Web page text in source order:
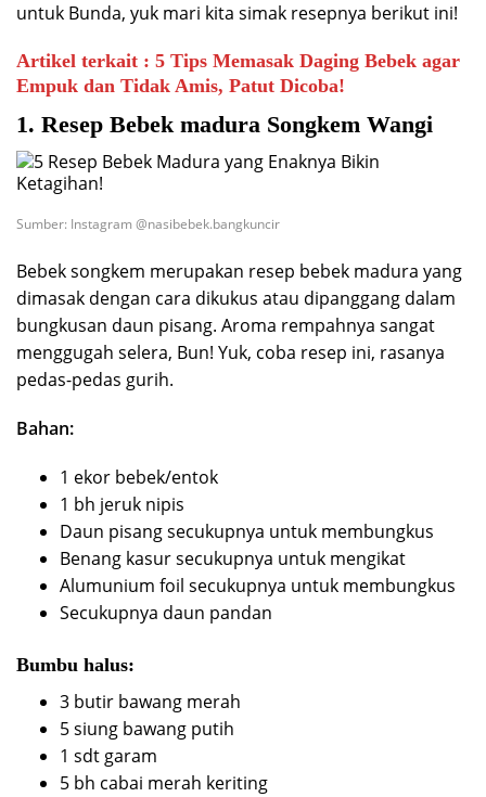
untuk Bunda, yuk mari kita simak resepnya berikut ini!
Artikel terkait : 5 Tips Memasak Daging Bebek agar
Empuk dan Tidak Amis, Patut Dicoba!
1. Resep Bebek madura Songkem Wangi
Sumber: Instagram @nasibebek.bangkuncir
Bebek songkem merupakan resep bebek madura yang
dimasak dengan cara dikukus atau dipanggang dalam
bungkusan daun pisang. Aroma rempahnya sangat
menggugah selera, Bun! Yuk, coba resep ini, rasanya
pedas-pedas gurih.
Bahan:
1 ekor bebek/entok
1 bh jeruk nipis
Daun pisang secukupnya untuk membungkus
Benang kasur secukupnya untuk mengikat
Alumunium foil secukupnya untuk membungkus
Secukupnya daun pandan
Bumbu halus:
3 butir bawang merah
5 siung bawang putih
1 sdt garam
5 bh cabai merah keriting